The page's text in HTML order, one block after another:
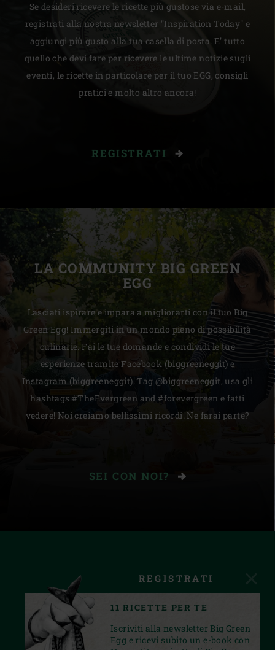
Se desideri ricevere le ricette più gustose via e-mail,
registrati alla nostra newsletter "Inspiration Today" e
aggiungi più gusto alla tua casella di posta. E’ tutto
quello che devi fare per ricevere le ultime notizie sugli
eventi, le ricette in particolare per il tuo EGG, consigli
pratici e molto altro ancora!
REGISTRATI
LA COMMUNITY BIG GREEN
EGG
Lasciati ispirare e impara a migliorarti con il tuo Big
Green Egg! Immergiti in un mondo pieno di possibilità
culinarie. Fai le tue domande e condividi le tue
esperienze tramite Facebook (biggreeneggit) e
Instagram (biggreeneggit). Tag @biggreeneggit, usa gli
hashtags #TheEvergreen and #forevergreen e fatti
vedere! Noi creiamo bellissimi ricordi. Ne farai parte?
SEI CON NOI?
REGISTRATI
11 RICETTE PER TE
Iscriviti alla newsletter Big Green
Egg e ricevi subito un e-book con